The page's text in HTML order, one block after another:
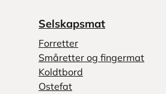
Selskapsmat
Forretter
Småretter og fingermat
Koldtbord
Ostefat